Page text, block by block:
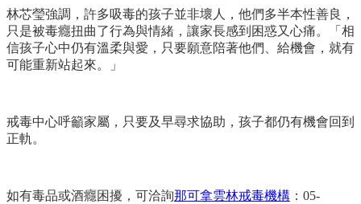
林芯瑩強調，許多吸毒的孩子並非壞人，他們多半本性善良，
只是被毒癮扭曲了行為與情緒，讓家長感到困惑又心痛。「相
信孩子心中仍有溫柔與愛，只要願意陪著他們、給機會，就有
可能重新站起來。」
戒毒中心呼籲家屬，只要及早尋求協助，孩子都仍有機會回到
正軌。
如有毒品或酒癮困擾，可洽詢那可拿雲林戒毒機構 ：05-